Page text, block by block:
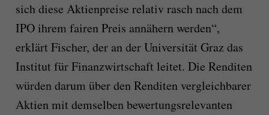
sich diese Aktienpreise relativ rasch nach dem
IPO ihrem fairen Preis annähern werden“,
erklärt Fischer, der an der Universität Graz das
Institut für Finanzwirtschaft leitet. Die Renditen
würden darum über den Renditen vergleichbarer
Aktien mit demselben bewertungsrelevanten